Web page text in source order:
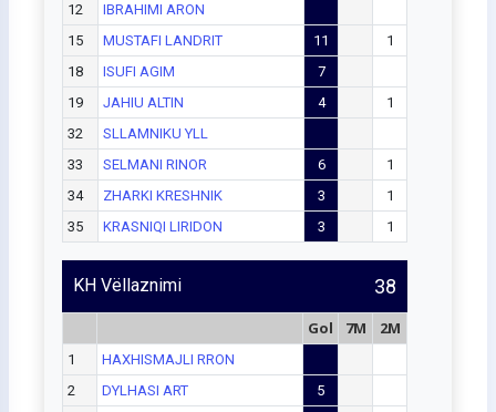
12
IBRAHIMI ARON
15
MUSTAFI LANDRIT 11
1
18
ISUFI AGIM
7
19
JAHIU ALTIN 4
1
32
SLLAMNIKU YLL
33
SELMANI RINOR 6
1
34
ZHARKI KRESHNIK 3
1
35
KRASNIQI LIRIDON 3 1
KH Vëllaznimi 38
Gol 7M 2M
1
HAXHISMAJLI RRON
2
DYLHASI ART
5